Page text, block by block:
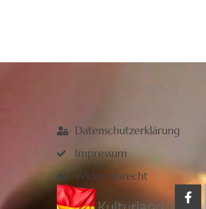
Datenschutzerklärung
Impressum
Widerrufsrecht